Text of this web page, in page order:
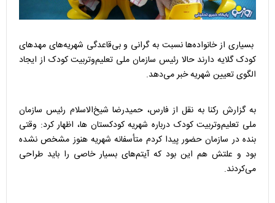
بسیاری از خانواده‌ها نسبت به گرانی و بی‌قاعدگی شهریه‌های مهدهای
کودک گلایه دارند حالا رئیس سازمان ملی تعلیم‌وتربیت کودک از ایجاد
الگوی تعیین شهریه خبر می‌دهد.
به گزارش رکنا به نقل از فارس، حمیدرضا شیخ‌الاسلام رئیس سازمان
ملی تعلیم‌وتربیت کودک درباره شهریه کودکستان ها، اظهار کرد: وقتی
بنده در سازمان حضور پیدا کردم متأسفانه شهریه هنوز مشخص نشده
بود و علتش هم این بود که آیتم‌های بسیار خاصی را باید طراحی
می‌کردند.